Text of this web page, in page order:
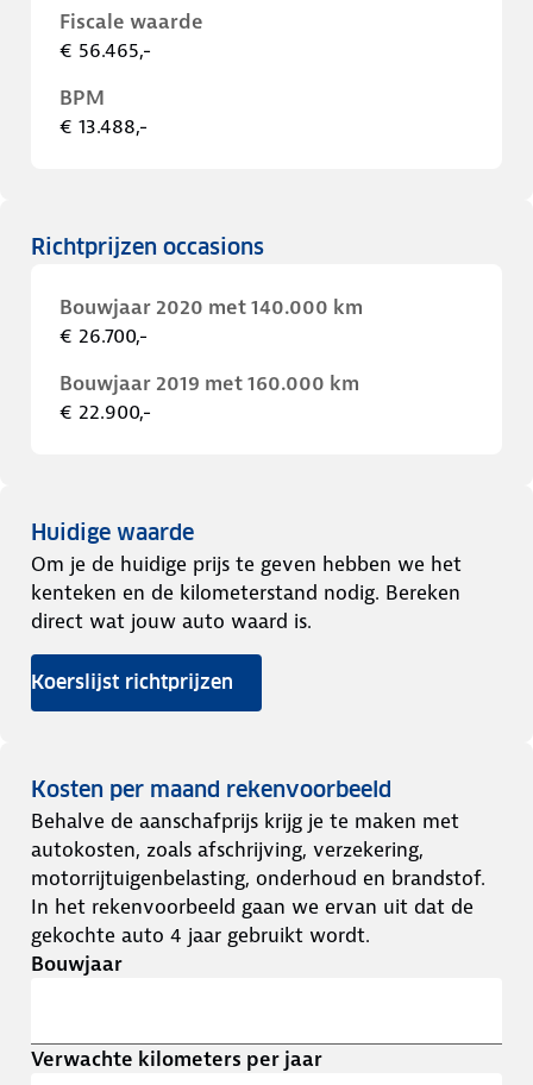
Fiscale waarde
€ 56.465,-
BPM
€ 13.488,-
Richtprijzen occasions
Bouwjaar 2020 met 140.000 km
€ 26.700,-
Bouwjaar 2019 met 160.000 km
€ 22.900,-
Huidige waarde
Om je de huidige prijs te geven hebben we het
kenteken en de kilometerstand nodig. Bereken
direct wat jouw auto waard is.
Koerslijst richtprijzen
Kosten per maand rekenvoorbeeld
Behalve de aanschafprijs krijg je te maken met
autokosten, zoals afschrijving, verzekering,
motorrijtuigenbelasting, onderhoud en brandstof.
In het rekenvoorbeeld gaan we ervan uit dat de
gekochte auto 4 jaar gebruikt wordt.
Bouwjaar
Verwachte kilometers per jaar